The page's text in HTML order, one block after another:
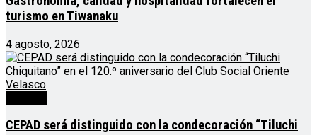
turismo en Tiwanaku
4 agosto, 2026
CEPAD será distinguido con la condecoración “Tiluchi